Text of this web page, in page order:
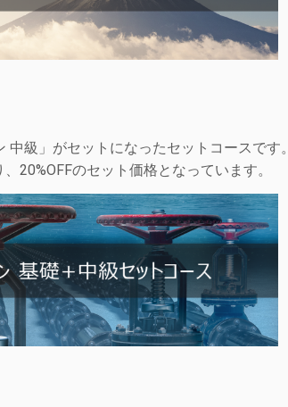
級」がセットになったセットコースです。
20%OFFのセット価格となっています。